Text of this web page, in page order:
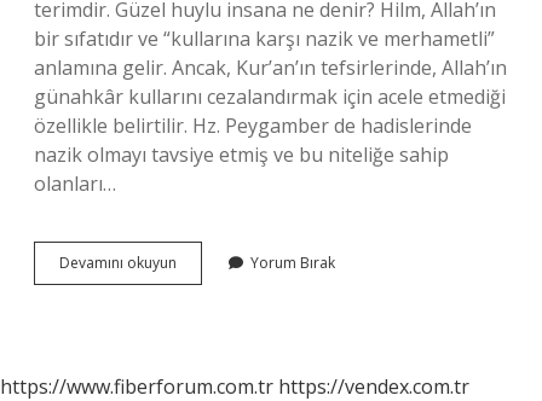
terimdir. Güzel huylu insana ne denir? Hilm, Allah’ın
bir sıfatıdır ve “kullarına karşı nazik ve merhametli”
anlamına gelir. Ancak, Kur’an’ın tefsirlerinde, Allah’ın
günahkâr kullarını cezalandırmak için acele etmediği
özellikle belirtilir. Hz. Peygamber de hadislerinde
nazik olmayı tavsiye etmiş ve bu niteliğe sahip
olanları…
Devamını okuyun
Kibar
Yorum Bırak
https://www.fiberforum.com.tr https://vendex.com.tr